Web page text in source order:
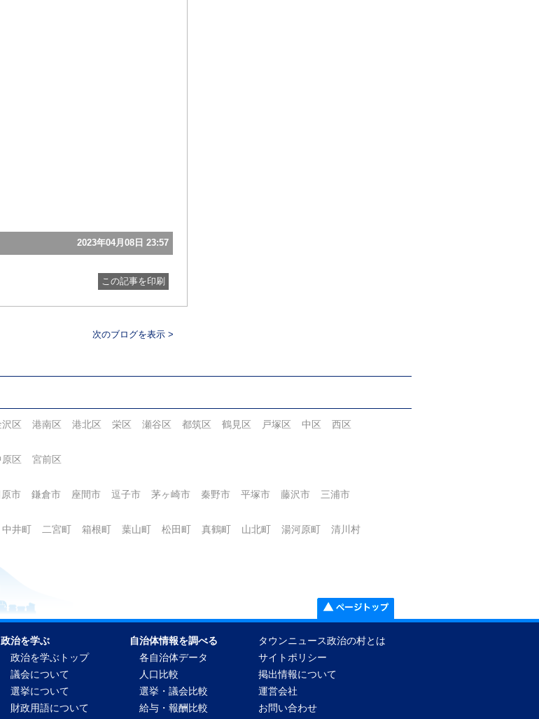
2023年04月08日 23:57
この記事を印刷
次のブログを表示 >
沢区 港南区 港北区 栄区 瀬谷区 都筑区 鶴見区 戸塚区 中区
西区
原区
宮前区
市 鎌倉市 座間市 逗子市 茅ヶ崎市 秦野市 平塚市 藤沢市
三浦市
中井町 二宮町 箱根町 葉山町 松田町 真鶴町 山北町 湯河原町
清川村
政治を学ぶ
政治を学ぶトップ
議会について
選挙について
財政用語について
自治体情報を調べる
各自治体データ
人口比較
選挙・議会比較
給与・報酬比較
タウンニュース政治の村とは
サイトポリシー
掲出情報について
運営会社
お問い合わせ